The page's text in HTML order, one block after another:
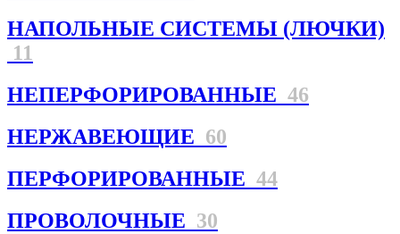
НАПОЛЬНЫЕ СИСТЕМЫ (ЛЮЧКИ)
11
НЕПЕРФОРИРОВАННЫЕ 46
НЕРЖАВЕЮЩИЕ 60
ПЕРФОРИРОВАННЫЕ 44
ПРОВОЛОЧНЫЕ 30